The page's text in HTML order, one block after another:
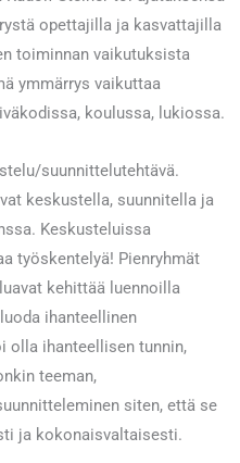
opettajilla ja kasvattajilla
toiminnan vaikutuksista
ymmärrys vaikuttaa
koulussa, lukiossa.
suunnittelutehtävä.
keskustella, suunnitella ja
Keskusteluissa
työskentelyä! Pienryhmät
kehittää luennoilla
ihanteellinen
olla ihanteellisen tunnin,
teeman,
siten, että se
ja kokonaisvaltaisesti.